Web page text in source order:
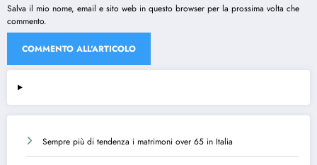
Salva il mio nome, email e sito web in questo browser per la prossima volta che
commento.
Sempre più di tendenza i matrimoni over 65 in Italia